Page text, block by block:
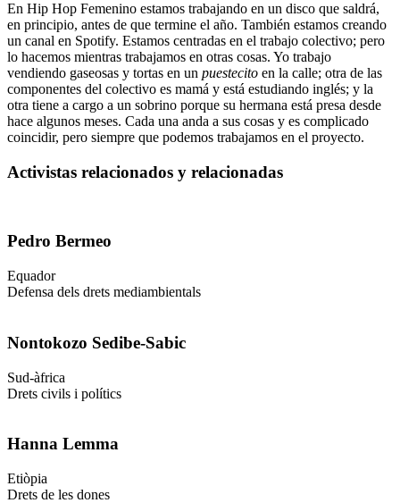
En Hip Hop Femenino estamos trabajando en un disco que saldrá,
en principio, antes de que termine el año. También estamos creando
un canal en Spotify. Estamos centradas en el trabajo colectivo; pero
lo hacemos mientras trabajamos en otras cosas. Yo trabajo
vendiendo gaseosas y tortas en un puestecito en la calle; otra de las
componentes del colectivo es mamá y está estudiando inglés; y la
otra tiene a cargo a un sobrino porque su hermana está presa desde
hace algunos meses. Cada una anda a sus cosas y es complicado
coincidir, pero siempre que podemos trabajamos en el proyecto.
Activistas relacionados y relacionadas
Pedro Bermeo
Equador
Defensa dels drets mediambientals
Nontokozo Sedibe-Sabic
Sud-àfrica
Drets civils i polítics
Hanna Lemma
Etiòpia
Drets de les dones